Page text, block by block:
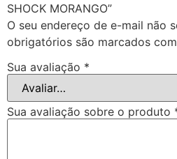
SHOCK MORANGO”
O seu endereço de e-mail não
obrigatórios são marcados com
Sua avaliação *
Sua avaliação sobre o produto